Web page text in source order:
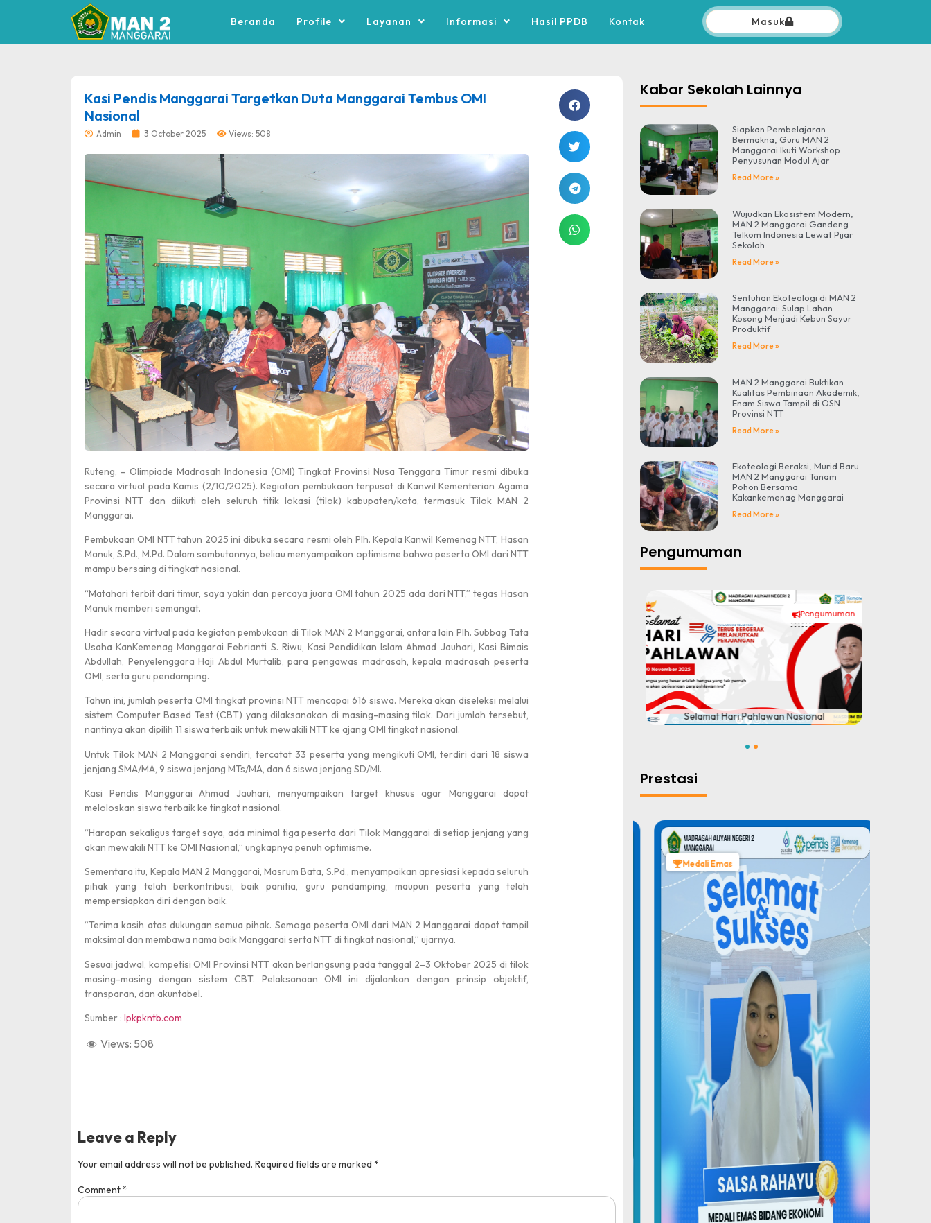
Beranda Profile Layanan Informasi Hasil PPDB Kontak Masuk
Kasi Pendis Manggarai Targetkan Duta Manggarai Tembus OMI
Nasional
Admin 3 October 2025 Views: 508
Ruteng, – Olimpiade Madrasah Indonesia (OMI) Tingkat Provinsi Nusa Tenggara Timur resmi dibuka
secara virtual pada Kamis (2/10/2025). Kegiatan pembukaan terpusat di Kanwil Kementerian Agama
Provinsi NTT dan diikuti oleh seluruh titik lokasi (tilok) kabupaten/kota, termasuk Tilok MAN 2
Manggarai.
Pembukaan OMI NTT tahun 2025 ini dibuka secara resmi oleh Plh. Kepala Kanwil Kemenag NTT, Hasan
Manuk, S.Pd., M.Pd. Dalam sambutannya, beliau menyampaikan optimisme bahwa peserta OMI dari NTT
mampu bersaing di tingkat nasional.
“Matahari terbit dari timur, saya yakin dan percaya juara OMI tahun 2025 ada dari NTT,” tegas Hasan
Manuk memberi semangat.
Hadir secara virtual pada kegiatan pembukaan di Tilok MAN 2 Manggarai, antara lain Plh. Subbag Tata
Usaha KanKemenag Manggarai Febrianti S. Riwu, Kasi Pendidikan Islam Ahmad Jauhari, Kasi Bimais
Abdullah, Penyelenggara Haji Abdul Murtalib, para pengawas madrasah, kepala madrasah peserta
OMI, serta guru pendamping.
Tahun ini, jumlah peserta OMI tingkat provinsi NTT mencapai 616 siswa. Mereka akan diseleksi melalui
sistem Computer Based Test (CBT) yang dilaksanakan di masing-masing tilok. Dari jumlah tersebut,
nantinya akan dipilih 11 siswa terbaik untuk mewakili NTT ke ajang OMI tingkat nasional.
Untuk Tilok MAN 2 Manggarai sendiri, tercatat 33 peserta yang mengikuti OMI, terdiri dari 18 siswa
jenjang SMA/MA, 9 siswa jenjang MTs/MA, dan 6 siswa jenjang SD/MI.
Kasi Pendis Manggarai Ahmad Jauhari, menyampaikan target khusus agar Manggarai dapat
meloloskan siswa terbaik ke tingkat nasional.
“Harapan sekaligus target saya, ada minimal tiga peserta dari Tilok Manggarai di setiap jenjang yang
akan mewakili NTT ke OMI Nasional,” ungkapnya penuh optimisme.
Sementara itu, Kepala MAN 2 Manggarai, Masrum Bata, S.Pd., menyampaikan apresiasi kepada seluruh
pihak yang telah berkontribusi, baik panitia, guru pendamping, maupun peserta yang telah
mempersiapkan diri dengan baik.
“Terima kasih atas dukungan semua pihak. Semoga peserta OMI dari MAN 2 Manggarai dapat tampil
maksimal dan membawa nama baik Manggarai serta NTT di tingkat nasional,” ujarnya.
Sesuai jadwal, kompetisi OMI Provinsi NTT akan berlangsung pada tanggal 2–3 Oktober 2025 di tilok
masing-masing dengan sistem CBT. Pelaksanaan OMI ini dijalankan dengan prinsip objektif,
transparan, dan akuntabel.
Sumber : lpkpkntb.com
Views: 508
Leave a Reply
Your email address will not be published. Required fields are marked *
Comment*
Kabar Sekolah Lainnya
Siapkan Pembelajaran
Bermakna, Guru MAN 2
Manggarai Ikuti Workshop
Penyusunan Modul Ajar
Read More »
Wujudkan Ekosistem Modern,
MAN 2 Manggarai Gandeng
Telkom Indonesia Lewat Pijar
Sekolah
Read More »
Sentuhan Ekoteologi di MAN 2
Manggarai: Sulap Lahan
Kosong Menjadi Kebun Sayur
Produktif
Read More »
MAN 2 Manggarai Buktikan
Kualitas Pembinaan Akademik,
Enam Siswa Tampil di OSN
Provinsi NTT
Read More »
Ekoteologi Beraksi, Murid Baru
MAN 2 Manggarai Tanam
Pohon Bersama
Kakankemenag Manggarai
Read More »
Pengumuman
#
Selamat Hari Pahlawan Nasional TELAH DIBUKA PENDAFTARAN MURID B...
Pengumuman
Selamat Hari Pahlawan Nasional
Prestasi
Medali Emas